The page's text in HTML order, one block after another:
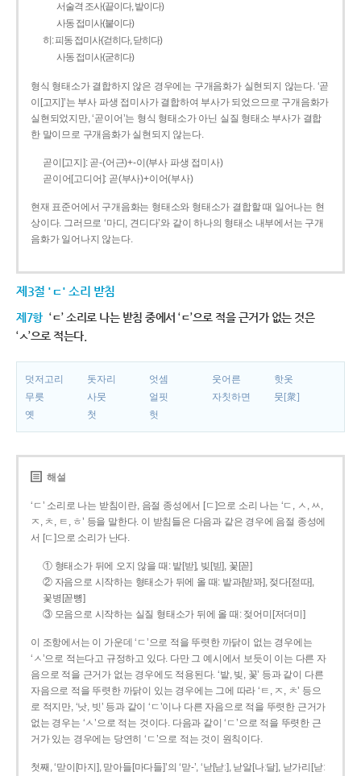
서술격 조사(끝이다, 밭이다)
사동 접미사(붙이다)
히: 피동 접미사(걷히다, 닫히다)
사동 접미사(굳히다)
형식 형태소가 결합하지 않은 경우에는 구개음화가 실현되지 않는다. ‘곧
이[고지]’는 부사 파생 접미사가 결합하여 부사가 되었으므로 구개음화가
실현되었지만, ‘곧이어’는 형식 형태소가 아닌 실질 형태소 부사가 결합
한 말이므로 구개음화가 실현되지 않는다.
곧이[고지]: 곧-­(어근)+­-이(부사 파생 접미사)
곧이어[고디어]: 곧(부사)+이어(부사)
현재 표준어에서 구개음화는 형태소와 형태소가 결합할 때 일어나는 현
상이다. 그러므로 ‘마디, 견디다’와 같이 하나의 형태소 내부에서는 구개
음화가 일어나지 않는다.
제3절 'ㄷ' 소리 받침
제7항 ‘ㄷ’ 소리로 나는 받침 중에서 ‘ㄷ’으로 적을 근거가 없는 것은
‘ㅅ’으로 적는다.
덧저고리 돗자리 엇셈 웃어른
핫옷
무릇
사뭇 얼핏 자칫하면
뭇[衆]
옛
첫 헛
해설
‘ㄷ’ 소리로 나는 받침이란, 음절 종성에서 [ㄷ]으로 소리 나는 ‘ㄷ, ㅅ, ㅆ,
ㅈ, ㅊ, ㅌ, ㅎ’ 등을 말한다. 이 받침들은 다음과 같은 경우에 음절 종성에
서 [ㄷ]으로 소리가 난다.
① 형태소가 뒤에 오지 않을 때: 밭[받], 빚[빋], 꽃[꼳]
② 자음으로 시작하는 형태소가 뒤에 올 때: 밭과[받꽈], 젖다[젇따],
꽃병[꼳뼝]
③ 모음으로 시작하는 실질 형태소가 뒤에 올 때: 젖어미[저더미]
이 조항에서는 이 가운데 ‘ㄷ’으로 적을 뚜렷한 까닭이 없는 경우에는
‘ㅅ’으로 적는다고 규정하고 있다. 다만 그 예시에서 보듯이 이는 다른 자
음으로 적을 근거가 없는 경우에도 적용된다. ‘밭, 빚, 꽃’ 등과 같이 다른
자음으로 적을 뚜렷한 까닭이 있는 경우에는 그에 따라 ‘ㅌ, ㅈ, ㅊ’ 등으
로 적지만, ‘낫, 빗’ 등과 같이 ‘ㄷ’이나 다른 자음으로 적을 뚜렷한 근거가
없는 경우는 ‘ㅅ’으로 적는 것이다. 다음과 같이 ‘ㄷ’으로 적을 뚜렷한 근
거가 있는 경우에는 당연히 ‘ㄷ’으로 적는 것이 원칙이다.
첫째, ‘맏이[마지], 맏아들[마다들]’의 ‘맏-’, ‘낟[낟ː], 낟알[나ː달], 낟가리[낟ː